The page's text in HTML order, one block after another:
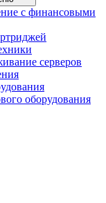
с финансовыми
серверов
оборудования